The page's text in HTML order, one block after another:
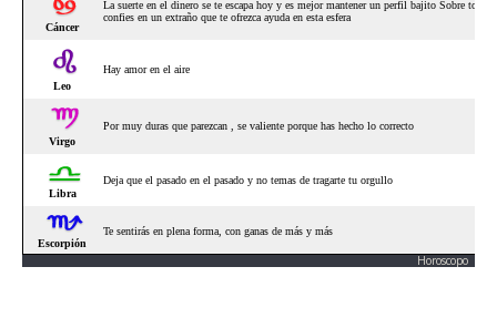
Horoscopo